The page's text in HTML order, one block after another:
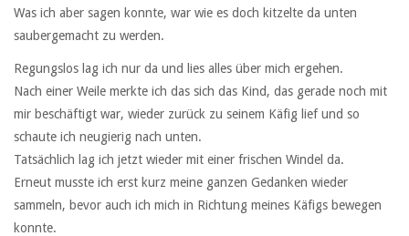
Was ich aber sagen konnte, war wie es doch kitzelte da unten
saubergemacht zu werden.
Regungslos lag ich nur da und lies alles über mich ergehen.
Nach einer Weile merkte ich das sich das Kind, das gerade noch mit
mir beschäftigt war, wieder zurück zu seinem Käfig lief und so
schaute ich neugierig nach unten.
Tatsächlich lag ich jetzt wieder mit einer frischen Windel da.
Erneut musste ich erst kurz meine ganzen Gedanken wieder
sammeln, bevor auch ich mich in Richtung meines Käfigs bewegen
konnte.